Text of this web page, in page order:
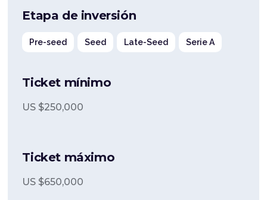
Etapa de inversión
Pre-seed Seed Late-Seed Serie A
Ticket mínimo
US $250,000
Ticket máximo
US $650,000